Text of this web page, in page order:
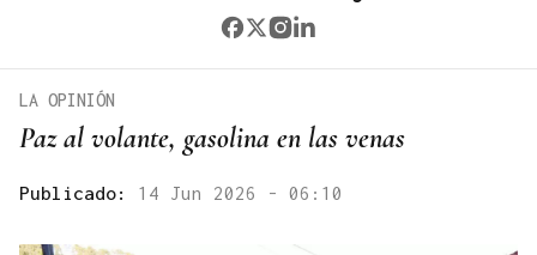
Paz al volante, gasolina en las venas
LA OPINIÓN
Publicado: 14 Jun 2026 - 06:10